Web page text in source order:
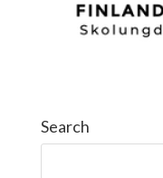
Search